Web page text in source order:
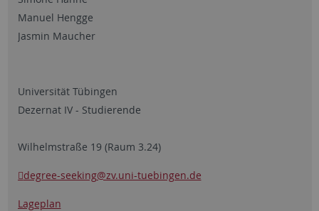
Manuel Hengge
Jasmin Maucher
Universität Tübingen
Dezernat IV - Studierende
Wilhelmstraße 19 (Raum 3.24)
degree-seeking@zv.uni-tuebingen.de
Lageplan